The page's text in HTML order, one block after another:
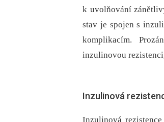
k uvolňování
stav je spojen s
komplikacím.
inzulinovou
Inzulinová
Inzulinová